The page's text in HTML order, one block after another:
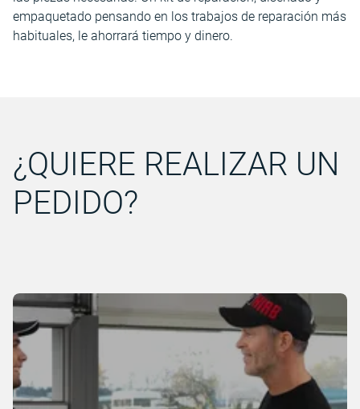
empaquetado pensando en los trabajos de reparación más
habituales, le ahorrará tiempo y dinero.
¿QUIERE REALIZAR UN
PEDIDO?